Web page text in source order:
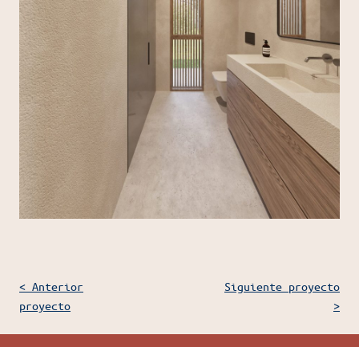
< Anterior
proyecto
Siguiente proyecto
>